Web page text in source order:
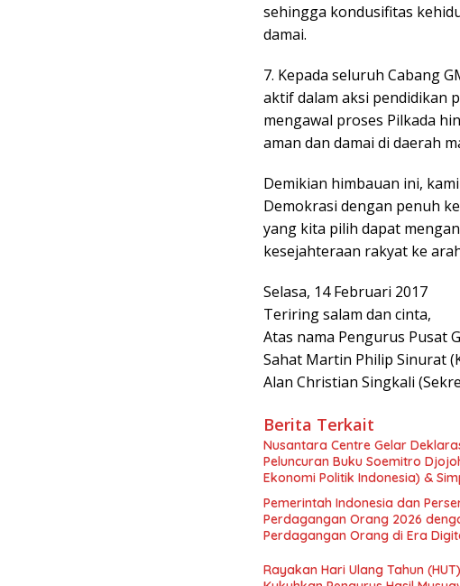
sehingga kondusifitas
damai.
7. Kepada seluruh Cabang
aktif dalam aksi pendidikan
mengawal proses Pilkada
aman dan damai di daerah
Demikian himbauan ini,
Demokrasi dengan penuh
yang kita pilih dapat
kesejahteraan rakyat ke
Selasa, 14 Februari 2017
Teriring salam dan cinta,
Atas nama Pengurus Pusat
Sahat Martin Philip Sinurat
Alan Christian Singkali
Berita Terkait
Nusantara Centre Gelar
Peluncuran Buku Soemitro
Ekonomi Politik Indonesia) &
Perekonomian Nasional dan
Indonesia Emas 2045”,
Pemerintah Indonesia dan
Perdagangan Orang 2026
Perdagangan Orang di Era
Rayakan Hari Ulang Tahun